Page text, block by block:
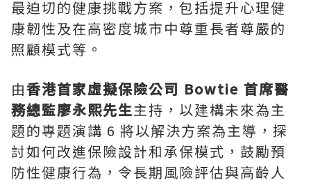
最迫切的健康挑戰方案，包括提升心理健
康韌性及在高密度城市中尊重長者尊嚴的
照顧模式等。
由香港首家虛擬保險公司 Bowtie 首席醫
務總監廖永熙先生主持，以建構未來為主
題的專題演講 6 將以解決方案為主導，探
討如何改進保險設計和承保模式，鼓勵預
防性健康行為，令長期風險評估與高齡人